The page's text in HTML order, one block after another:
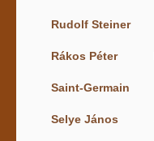
Rudolf Steiner
Rákos Péter
Saint-Germain
Selye János